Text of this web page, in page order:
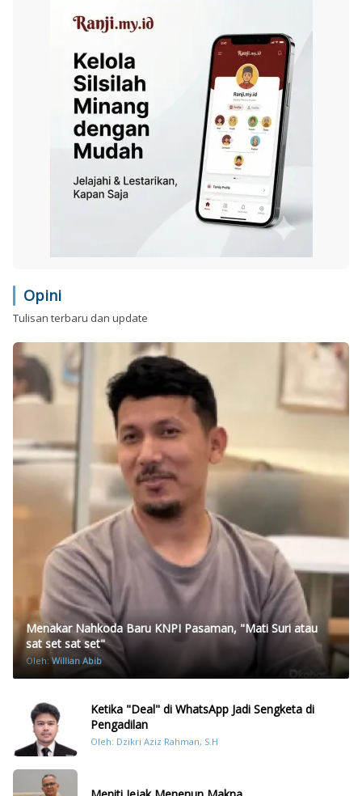
Opini
Tulisan terbaru dan update
Menakar Nahkoda Baru KNPI Pasaman, "Mati Suri atau
sat set sat set"
Oleh:Willian Abib
Ketika "Deal" di WhatsApp Jadi Sengketa di
Pengadilan
Oleh: Dzikri Aziz Rahman, S.H